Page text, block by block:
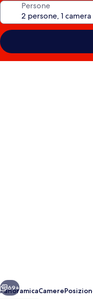
Persone
Avanti
69+
PanoramicaCamere